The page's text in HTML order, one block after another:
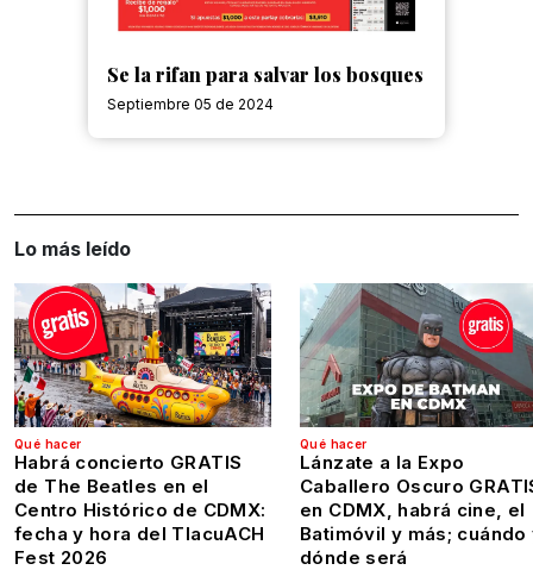
Se la rifan para salvar los bosques
Septiembre 05 de 2024
Lo más leído
Qué hacer
Habrá concierto GRATIS
de The Beatles en el
Centro Histórico de CDMX:
fecha y hora del TlacuACH
Fest 2026
Qué hacer
Lánzate a la Expo
Caballero Oscuro
en CDMX, habrá cine, el
Batimóvil y más; cuándo
dónde será